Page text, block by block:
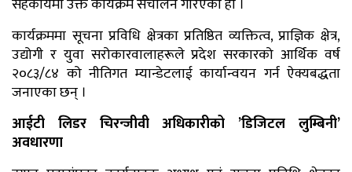
सहकार्यमा उक्त कार्यक्रम संचालन गरिएको हो ।
कार्यक्रममा सूचना प्रविधि क्षेत्रका प्रतिष्ठित व्यक्तित्व, प्राज्ञिक क्षेत्र,
उद्योगी र युवा सरोकारवालाहरूले प्रदेश सरकारको आर्थिक वर्ष
२०८३/८४ को नीतिगत म्यान्डेटलाई कार्यान्वयन गर्न ऐक्यबद्धता
जनाएका छन् ।
आईटी लिडर चिरन्जीवी अधिकारीको ’डिजिटल लुम्बिनी’
अवधारणा